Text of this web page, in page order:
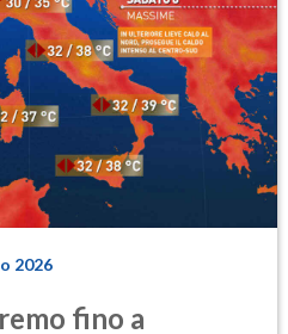
2026
fino a